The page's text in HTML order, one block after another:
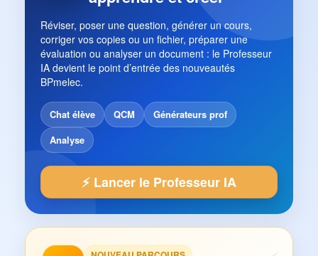
Réviser, poser une question, générer un cours,
corriger vos copies ou un fichier, préparer une
évaluation ou analyser un document : le Professeur
IA devient le point d’entrée des nouveautés
BPmelec.
Chat élève QCM
Générateurs prof
Analyse
⚡ Lancer le Professeur IA